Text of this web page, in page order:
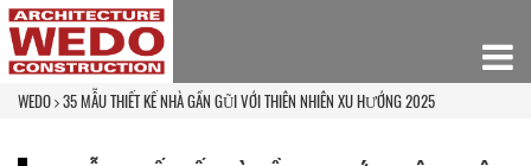
WEDO 35 MẪU THIẾT KẾ NHÀ GẦN GŨI VỚI THIÊN NHIÊN XU HƯỚNG 2025